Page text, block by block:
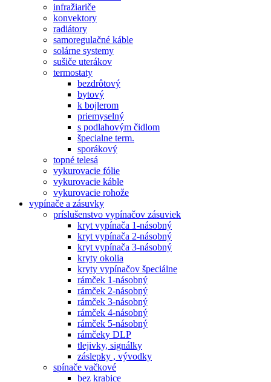
infražiariče
konvektory
radiátory
samoregulačné káble
solárne systemy
sušiče uterákov
termostaty
bezdrôtový
bytový
k bojlerom
priemyselný
s podlahovým čidlom
špecialne term.
sporákový
topné telesá
vykurovacie fólie
vykurovacie káble
vykurovacie rohože
vypínače a zásuvky
príslušenstvo vypínačov zásuviek
kryt vypínača 1-násobný
kryt vypínača 2-násobný
kryt vypínača 3-násobný
kryty okolia
kryty vypínačov špeciálne
rámček 1-násobný
rámček 2-násobný
rámček 3-násobný
rámček 4-násobný
rámček 5-násobný
rámčeky DLP
tlejivky, signálky
záslepky , vývodky
spínače vačkové
bez krabice